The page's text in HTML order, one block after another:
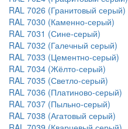
RAL 7026 (Гранитовый серый)
RAL 7030 (Каменно-серый)
RAL 7031 (Сине-серый)
RAL 7032 (Галечный серый)
RAL 7033 (Цементно-серый)
RAL 7034 (Жёлто-серый)
RAL 7035 (Светло-серый)
RAL 7036 (Платиново-серый)
RAL 7037 (Пыльно-серый)
RAL 7038 (Агатовый серый)